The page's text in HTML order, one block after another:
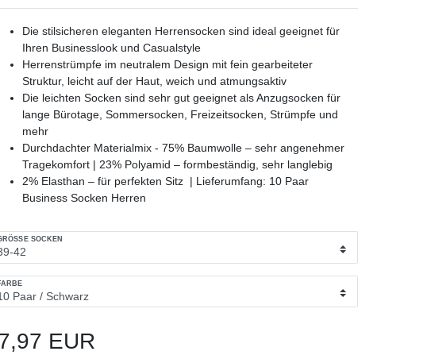
Die stilsicheren eleganten Herrensocken sind ideal geeignet für
Ihren Businesslook und Casualstyle
Herrenstrümpfe im neutralem Design mit fein gearbeiteter
Struktur, leicht auf der Haut, weich und atmungsaktiv
Die leichten Socken sind sehr gut geeignet als Anzugsocken für
lange Bürotage, Sommersocken, Freizeitsocken, Strümpfe und
mehr
Durchdachter Materialmix - 75% Baumwolle – sehr angenehmer
Tragekomfort | 23% Polyamid – formbeständig, sehr langlebig
2% Elasthan – für perfekten Sitz | Lieferumfang: 10 Paar
Business Socken Herren
SOCKEN
EUR